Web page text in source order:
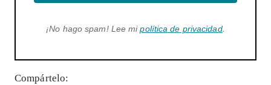
¡No hago spam! Lee mipolítica de privacidad.
Compártelo: